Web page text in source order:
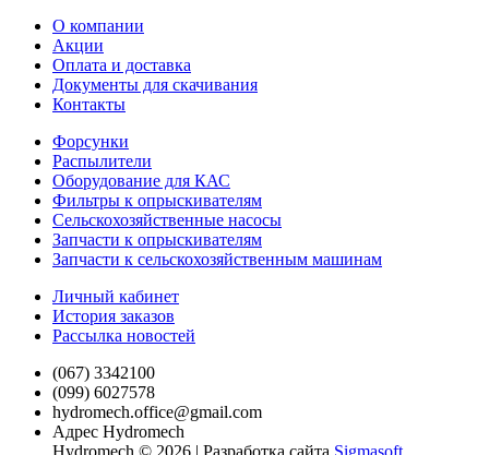
О компании
Акции
Оплата и доставка
Документы для скачивания
Контакты
Форсунки
Распылители
Оборудование для КАС
Фильтры к опрыскивателям
Сельскохозяйственные насосы
Запчасти к опрыскивателям
Запчасти к сельскохозяйственным машинам
Личный кабинет
История заказов
Рассылка новостей
(067) 3342100
(099) 6027578
hydromech.office@gmail.com
Адрес Hydromech
Hydromech © 2026 | Разработка сайта Sigmasoft